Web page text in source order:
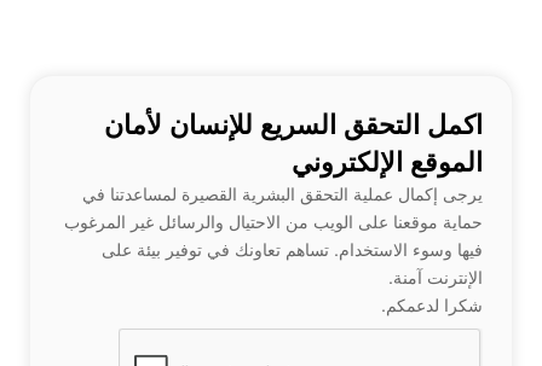
اكمل التحقق السريع للإنسان لأمان
الموقع الإلكتروني
يرجى إكمال عملية التحقق البشرية القصيرة لمساعدتنا في
حماية موقعنا على الويب من الاحتيال والرسائل غير المرغوب
فيها وسوء الاستخدام. تساهم تعاونك في توفير بيئة على
الإنترنت آمنة.
شكرا لدعمكم.